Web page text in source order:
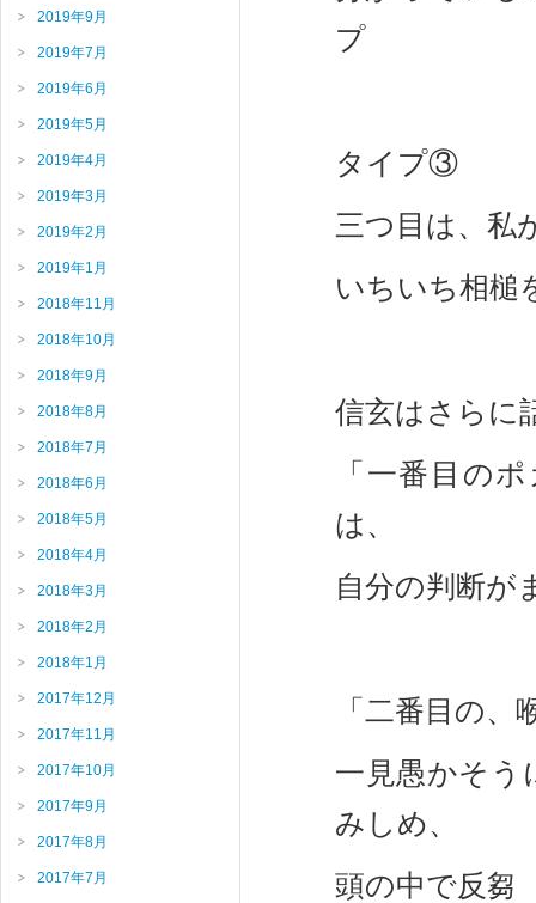
プ
タイプ③
三つ目は、私
いちいち相槌
信玄はさらに
「一番目の
は、
自分の判断が
「二番目の
一見愚かそう
みしめ、
頭の中で反芻
2019年9月
2019年7月
2019年6月
2019年5月
2019年4月
2019年3月
2019年2月
2019年1月
2018年11月
2018年10月
2018年9月
2018年8月
2018年7月
2018年6月
2018年5月
2018年4月
2018年3月
2018年2月
2018年1月
2017年12月
2017年11月
2017年10月
2017年9月
2017年8月
2017年7月